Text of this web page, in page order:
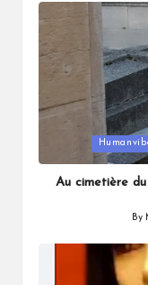
in
Au cimetière
By